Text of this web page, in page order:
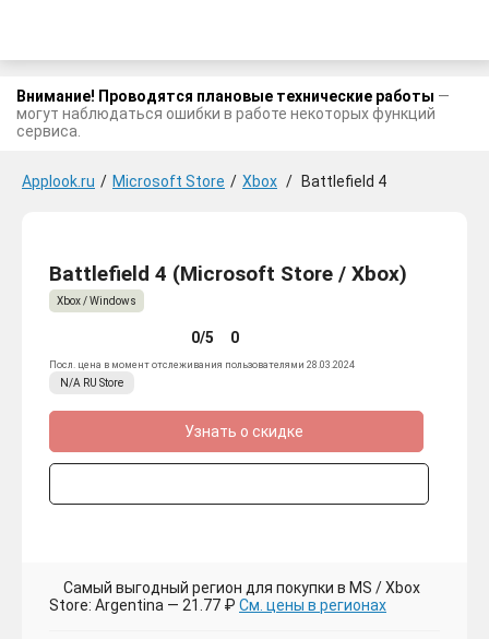
Внимание! Проводятся плановые технические работы —
могут наблюдаться ошибки в работе некоторых функций
сервиса.
Applook.ru / Microsoft Store / Xbox / Battlefield 4
Battlefield 4 (Microsoft Store / Xbox)
Xbox / Windows
0/5 0
Посл. цена в момент отслеживания пользователями 28.03.2024
N/A RU Store
Узнать о скидке
Самый выгодный регион для покупки в MS / Xbox
Store: Argentina — 21.77 ₽ См. цены в регионах